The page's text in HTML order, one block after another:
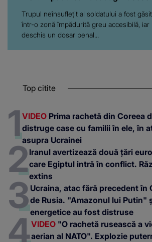
Trupul neînsuflețit al soldatului a fost
într-o zonă împădurită greu accesibilă, iar
deschis un dosar penal...
Top citite
VIDEO Prima rachetă din Coreea
distruge case cu familii în ele, în
asupra Ucrainei
Iranul avertizează două țări
care Egiptul intră în conflict.
extins
Ucraina, atac fără precedent în
de Rusia. "Amazonul lui Putin"
energetice au fost distruse
VIDEO "O rachetă rusească a
aerian al NATO". Explozie